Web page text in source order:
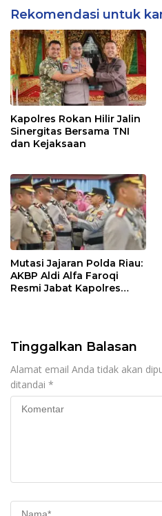
Rekomendasi untuk
Kapolres Rokan Hilir Jalin
Sinergitas Bersama TNI
dan Kejaksaan
Mutasi Jajaran Polda Riau:
AKBP Aldi Alfa Faroqi
Resmi Jabat Kapolres
Tinggalkan Balasan
Alamat email Anda tidak akan
ditandai *